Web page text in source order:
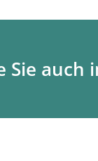
Sie auch